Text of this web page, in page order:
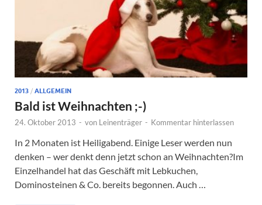
2013 / ALLGEMEIN
Bald ist Weihnachten ;-)
24. Oktober 2013 - von Leinenträger - Kommentar hinterlassen
In 2 Monaten ist Heiligabend. Einige Leser werden nun
denken – wer denkt denn jetzt schon an Weihnachten?Im
Einzelhandel hat das Geschäft mit Lebkuchen,
Dominosteinen & Co. bereits begonnen. Auch …